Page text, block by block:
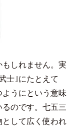
もしれません。実
士｣にたとえて
ようにという意味
のです。七五三
して広く使われ